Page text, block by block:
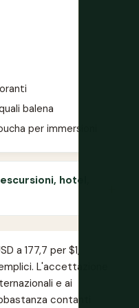
balena
per immersioni
hotel,
a 177,7 per $1,
L'accettazione
e ai
contanti